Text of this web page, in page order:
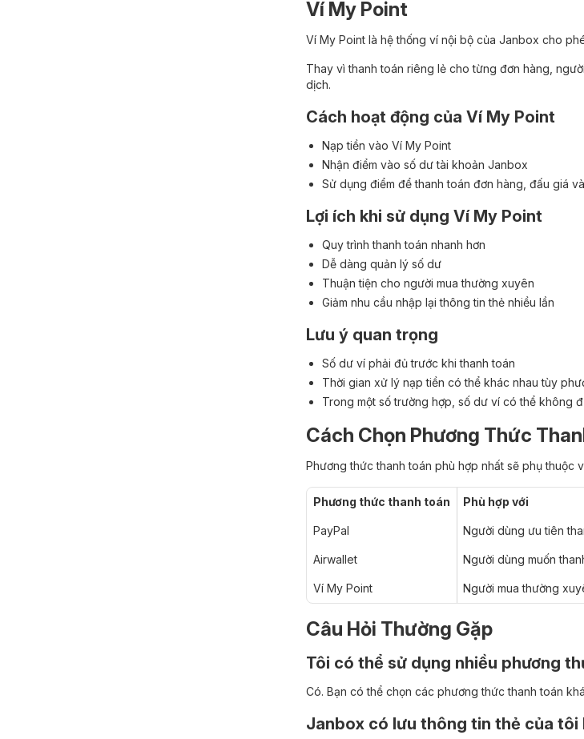
Ví My Point
Ví My Point là hệ thống ví nội bộ của Janbox cho
Thay vì thanh toán riêng lẻ cho từng đơn hàng,
dịch.
Cách hoạt động của Ví My Point
Nạp tiền vào Ví My Point
Nhận điểm vào số dư tài khoản Janbox
Sử dụng điểm để thanh toán đơn hàng, đấu giá
Lợi ích khi sử dụng Ví My Point
Quy trình thanh toán nhanh hơn
Dễ dàng quản lý số dư
Thuận tiện cho người mua thường xuyên
Giảm nhu cầu nhập lại thông tin thẻ nhiều lần
Lưu ý quan trọng
Số dư ví phải đủ trước khi thanh toán
Thời gian xử lý nạp tiền có thể khác nhau tùy
Trong một số trường hợp, số dư ví có thể không
Cách Chọn Phương Thức
Phương thức thanh toán phù hợp nhất sẽ phụ thuộc
Phương thức thanh toán Phù hợp với
PayPal Người dùng ưu tiên
Airwallet Người dùng muốn
Ví My Point Người mua thường
Câu Hỏi Thường Gặp
Tôi có thể sử dụng nhiều phương
Có. Bạn có thể chọn các phương thức thanh toán
Janbox có lưu thông tin thẻ của tôi